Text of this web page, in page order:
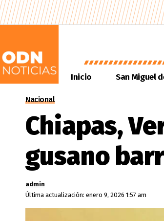
Inicio San Miguel
Nacional
Chiapas,
gusano
Última actualización: enero 9, 2026 1:57 am
admin